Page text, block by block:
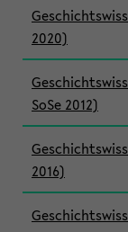
2020)
SoSe 2012)
2016)